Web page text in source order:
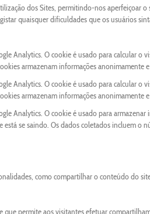
dos Sites, permitindo-nos aperfeiçoar
quaisquer dificuldades que os usuários
Analytics. O cookie é usado para calcular o
armazenam informações
Analytics. O cookie é usado para calcular o
armazenam informações
Analytics. O cookie é usado para
se saindo. Os dados coletados incluem o
como compartilhar o conteúdo do
que permite aos visitantes efetuar